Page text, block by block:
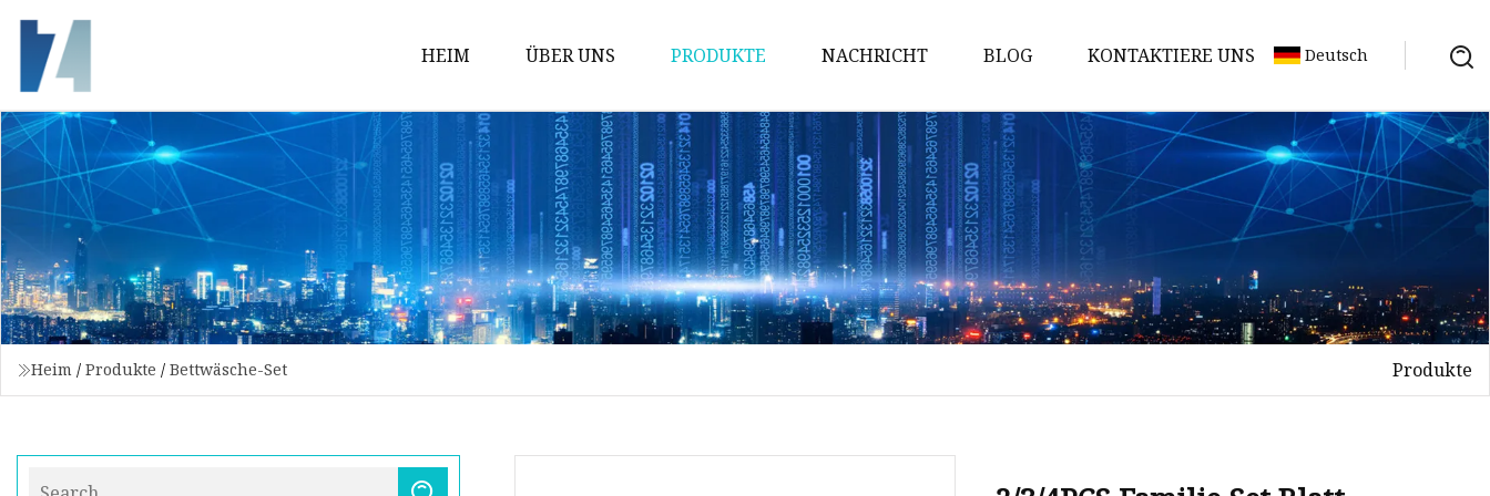
HEIM ÜBER UNS PRODUKTE
Babytextilien
Kinderdecke
Kissen
Vorhänge
Bettwäsche-Set
Babybettwäsche
Augenmaske aus Seide
NACHRICHT BLOG KONTAKTIERE UNS Deutsch
Heim / Produkte / Bettwäsche-Set Produkte